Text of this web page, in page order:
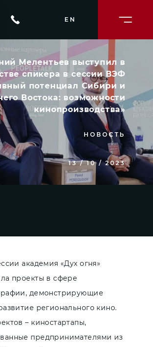
EN
Мелентьев выступил в
спикера в сессии ВЭФ
потенциал Сибири и
Востока: возможности
кинопроизводства»
НОВОСТЬ
13 / 10 / 2023
академия «Дух огня»
проекты в сфере
демонстрирующие
регионального кино.
– киностартапы,
предпринимателями из